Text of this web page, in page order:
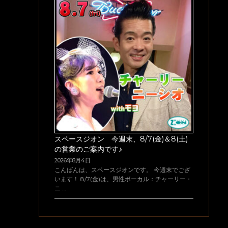
スペースジオン 今週末、8/7(金)＆8(土)
の営業のご案内です♪
2026年8月4日
こんばんは、スペースジオンです。 今週末でござ
います！ 8/7(金)は、男性ボーカル：チャーリー・
ニ …